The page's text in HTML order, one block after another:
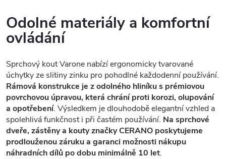
Odolné materiály a komfortní
ovládání
Sprchový kout Varone nabízí ergonomicky tvarované
úchytky ze slitiny zinku pro pohodlné každodenní používání.
Rámová konstrukce je z odolného hliníku s prémiovou
povrchovou úpravou, která chrání proti korozi, olupování
a opotřebení. Výsledkem je dlouhodobě elegantní vzhled a
spolehlivá funkčnost i při častém používání. Na sprchové
dveře, zástěny a kouty značky CERANO poskytujeme
prodlouženou záruku a garanci možnosti nákupu
náhradních dílů po dobu minimálně 10 let.